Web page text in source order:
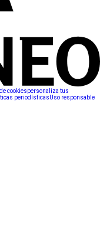
cookiespersonaliza tus
periodísticasUso responsable